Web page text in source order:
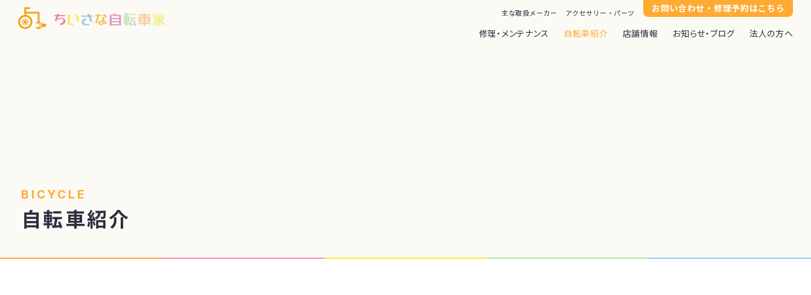
修理・メンテナンス 自転車紹介 店舗情報 お知らせ・ブログ 法人の方へ
主な取扱メーカー アクセサリー・パーツ お問い合わせ・修理予約はこちら
BICYCLE
自転車紹介